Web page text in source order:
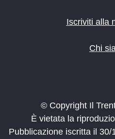
Iscriviti alla
Chi
© Copyright Il
È vietata la
Pubblicazione iscritta il